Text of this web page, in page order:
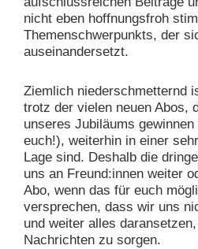
nicht eben hoffnungsfroh
Themenschwerpunkts, der
auseinandersetzt.
Ziemlich niederschmetternd
trotz der vielen neuen Abos,
unseres Jubiläums
euch!), weiterhin in einer
Lage sind. Deshalb die
uns an Freund:innen weiter
Abo, wenn das für euch
versprechen, dass wir uns
und weiter alles
Nachrichten zu sorgen.